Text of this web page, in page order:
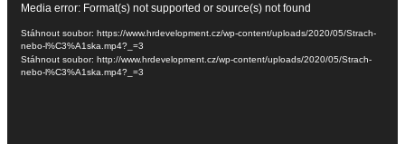
Media error: Format(s) not supported or source(s) not found
Stáhnout soubor: https://www.hrdevelopment.cz/wp-content/uploads/2020/05/Strach-
nebo-l%C3%A1ska.mp4?_=3
Stáhnout soubor: http://www.hrdevelopment.cz/wp-content/uploads/2020/05/Strach-
nebo-l%C3%A1ska.mp4?_=3